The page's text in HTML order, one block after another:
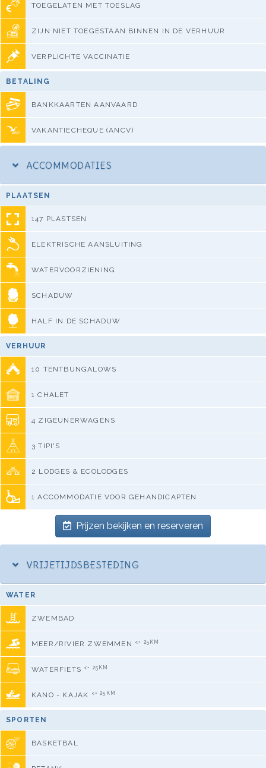
TOEGELATEN MET TOESLAG
ZIJN NIET TOEGESTAAN BINNEN IN DE VERHUUR
VERPLICHTE VACCINATIE
BETALING
BANKKAARTEN AANVAARD
VAKANTIECHEQUE (ANCV)
ACCOMMODATIES
PLAATSEN
147 PLASTSEN
ELEKTRISCHE AANSLUITING
WATERVOORZIENING
SCHADUW
HALF IN DE SCHADUW
VERHUUR
10 TENTBUNGALOWS
1 CHALET
4 ZIGEUNERWAGENS
3 TIPI'S
2 LODGES & ECOLODGES
1 ACCOMMODATIE VOOR GEHANDICAPTEN
Prijzen bekijken en reserveren
VRIJETIJDSBESTEDING
WATER
ZWEMBAD
MEER/RIVIER ZWEMMEN <= 25KM
WATERFIETS <= 25KM
KANO - KAJAK <= 25KM
SPORTEN
BASKETBAL